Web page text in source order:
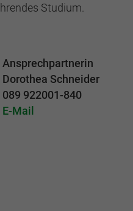
Studium.
Ansprechpartnerin
Dorothea Schneider
089 922001-840
E-Mail